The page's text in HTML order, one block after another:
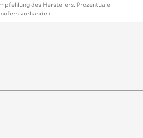
des Herstellers. Prozentuale
sofern vorhanden